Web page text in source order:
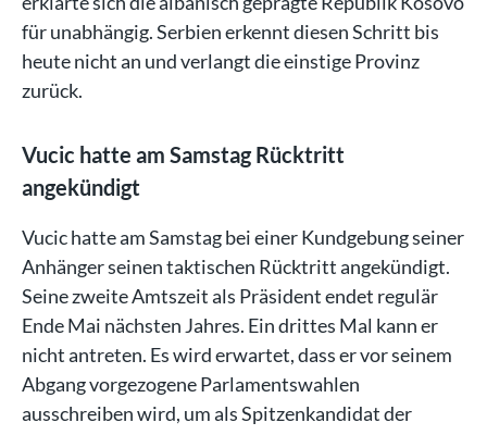
für unabhängig. Serbien erkennt diesen Schritt bis
heute nicht an und verlangt die einstige Provinz
zurück.
Vucic hatte am Samstag Rücktritt
angekündigt
Vucic hatte am Samstag bei einer Kundgebung seiner
Anhänger seinen taktischen Rücktritt angekündigt.
Seine zweite Amtszeit als Präsident endet regulär
Ende Mai nächsten Jahres. Ein drittes Mal kann er
nicht antreten. Es wird erwartet, dass er vor seinem
Abgang vorgezogene Parlamentswahlen
ausschreiben wird, um als Spitzenkandidat der